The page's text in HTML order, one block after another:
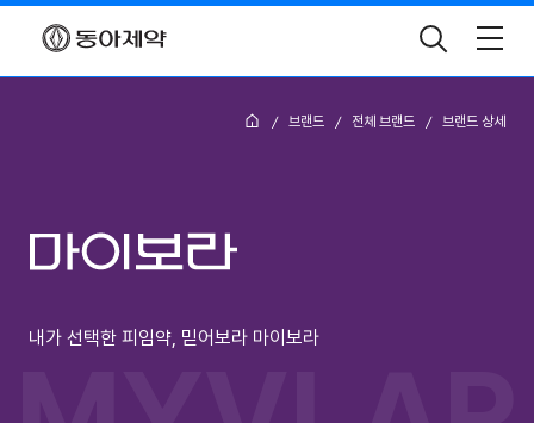
Toggle
Search
Home 브랜드 전체 브랜드 브랜드 상세
내가 선택한 피임약, 믿어보라 마이보라